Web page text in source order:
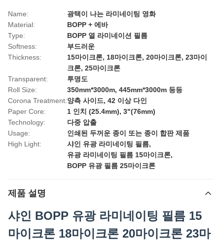
Name:
광택이 나는 라미네이팅 영화
Material:
BOPP + 에바
Type:
BOPP 열 라미네이션 필름
Softness:
부드러운
Thickness:
15마이크론, 18마이크론, 20마이크론, 23마이
크론, 25마이크론
Transparent:
투명도
Roll Size:
350mm*3000m, 445mm*3000m 등등
Corona Treatment:양측 사이드, 42 이상 다인
Paper Core:
1 인치 (25.4mm), 3"(76mm)
Technology:
다중 압출
Usage:
인쇄된 두꺼운 종이 또는 종이 합판 제품
High Light:
샤인 유광 라미네이팅 필름,
유광 라미네이팅 필름 15마이크론,
BOPP 유광 필름 25마이크론
제품 설명
샤인 BOPP 유광 라미네이팅 필름 15
마이크론 18마이크론 20마이크론 23마